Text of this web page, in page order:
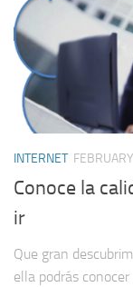
INTERNET
Conoce la
ir
Que gran
ella podrás